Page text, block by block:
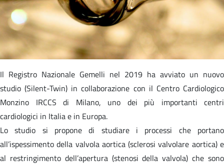
Il Registro Nazionale Gemelli nel 2019 ha avviato un nuovo
studio (Silent-Twin) in collaborazione con il Centro Cardiologico
Monzino IRCCS di Milano, uno dei più importanti centri
cardiologici in Italia e in Europa.
Lo studio si propone di studiare i processi che portano
all’ispessimento della valvola aortica (sclerosi valvolare aortica) e
al restringimento dell’apertura (stenosi della valvola) che sono